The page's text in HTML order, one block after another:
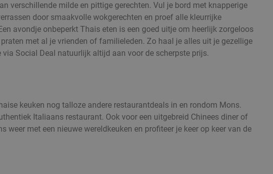
verschillende milde en pittige gerechten. Vul je bord met knapperige
door smaakvolle wokgerechten en proef alle kleurrijke
avondje onbeperkt Thais eten is een goed uitje om heerlijk zorgeloos
met al je vrienden of familieleden. Zo haal je alles uit je gezellige
via Social Deal natuurlijk altijd aan voor de scherpste prijs.
keuken nog talloze andere restaurantdeals in en rondom Mons.
Italiaans restaurant. Ook voor een uitgebreid Chinees diner of
met een nieuwe wereldkeuken en profiteer je keer op keer van de